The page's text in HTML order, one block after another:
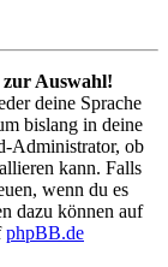
zur Auswahl!
deine Sprache
bislang in deine
Administrator, ob
kann. Falls
wenn du es
dazu können auf
phpBB.de